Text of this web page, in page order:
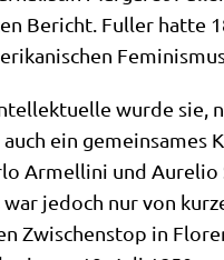
Bericht. Ful­ler hat­te
wur­de sie,
ein
Armel­li­ni und
war jedoch nur von
Zwi­schen­stop in